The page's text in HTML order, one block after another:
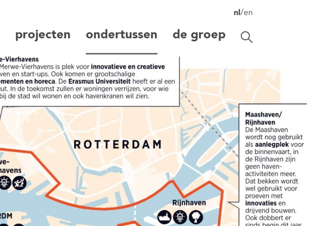
nl/en
Zoekbalk openen/
projecten ondertussen de groep
zoeken zoeken